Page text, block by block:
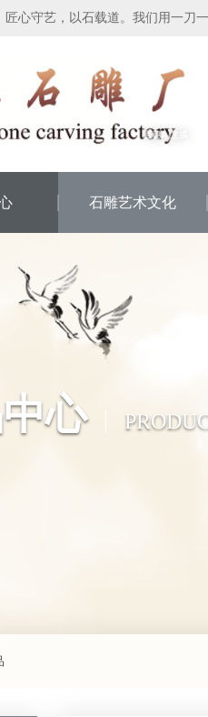
心守艺，以石载道。我们用一刀
石雕艺术文化
心